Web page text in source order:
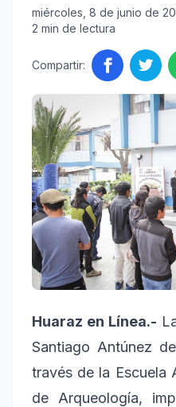
miércoles, 8 de junio de
2 min de lectura
Compartir:
Huaraz en Línea.-
Santiago Antúnez
través de la Escuela
de Arqueología,